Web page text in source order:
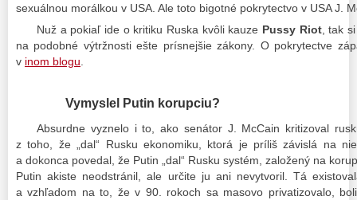
sexuálnou morálkou v USA. Ale toto bigotné pokrytectvo v USA J.
Nuž a pokiaľ ide o kritiku Ruska kvôli kauze Pussy Riot, tak
na podobné výtržnosti ešte prísnejšie zákony. O pokrytectve
v inom blogu
Vymyslel Putin korupciu?
Absurdne vyznelo i to, ako senátor J. McCain kritizoval
z toho, že „dal“ Rusku ekonomiku, ktorá je príliš závislá na
a dokonca povedal, že Putin „dal“ Rusku systém, založený na
Putin akiste neodstránil, ale určite ju ani nevytvoril. Tá
a vzhľadom na to, že v 90. rokoch sa masovo privatizovalo,